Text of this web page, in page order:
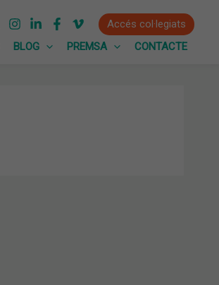
Accés col·legiats
BLOG PREMSA CONTACTE